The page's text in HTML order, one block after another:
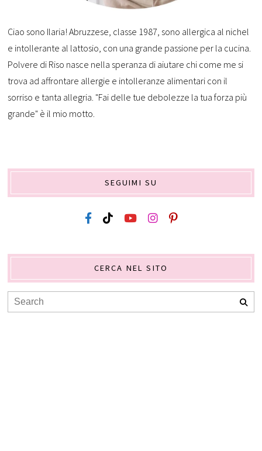
Ciao sono Ilaria! Abruzzese, classe 1987, sono allergica al nichel
e intollerante al lattosio, con una grande passione per la cucina.
Polvere di Riso nasce nella speranza di aiutare chi come me si
trova ad affrontare allergie e intolleranze alimentari con il
sorriso e tanta allegria. "Fai delle tue debolezze la tua forza più
grande" è il mio motto.
SEGUIMI SU
CERCA NEL SITO